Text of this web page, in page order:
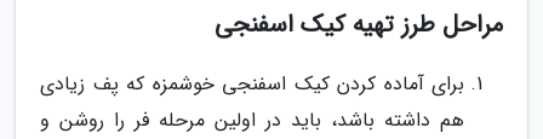
مراحل طرز تهیه کیک اسفنجی
برای آماده کردن کیک اسفنجی خوشمزه که پف زیادی
هم داشته باشد، باید در اولین مرحله فر را روشن و